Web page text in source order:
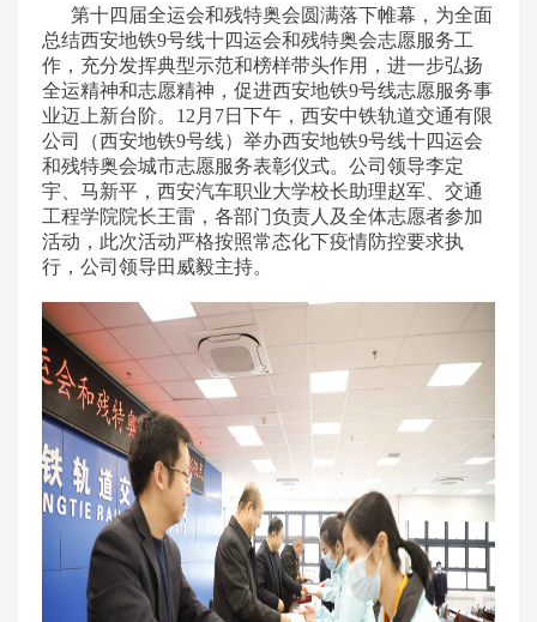
第十四届全运会和残特奥会圆满落下帷幕，为全面
总结西安地铁9号线十四运会和残特奥会志愿服务工
作，充分发挥典型示范和榜样带头作用，进一步弘扬
全运精神和志愿精神，促进西安地铁9号线志愿服务事
业迈上新台阶。12月7日下午，西安中铁轨道交通有限
公司（西安地铁9号线）举办西安地铁9号线十四运会
和残特奥会城市志愿服务表彰仪式。公司领导李定
宇、马新平，西安汽车职业大学校长助理赵军、交通
工程学院院长王雷，各部门负责人及全体志愿者参加
活动，此次活动严格按照常态化下疫情防控要求执
行，公司领导田威毅主持。